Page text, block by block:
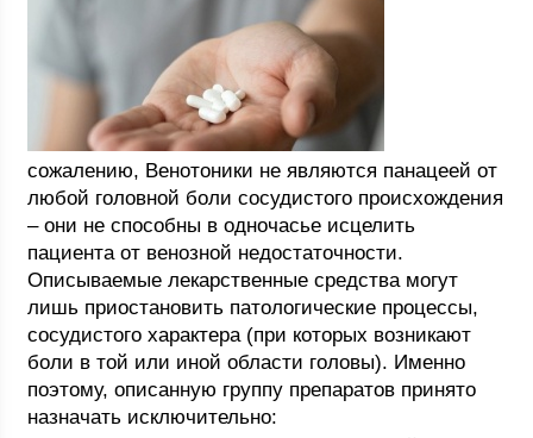
сожалению, Венотоники не являются панацеей от
любой головной боли сосудистого происхождения
– они не способны в одночасье исцелить
пациента от венозной недостаточности.
Описываемые лекарственные средства могут
лишь приостановить патологические процессы,
сосудистого характера (при которых возникают
боли в той или иной области головы). Именно
поэтому, описанную группу препаратов принято
назначать исключительно: